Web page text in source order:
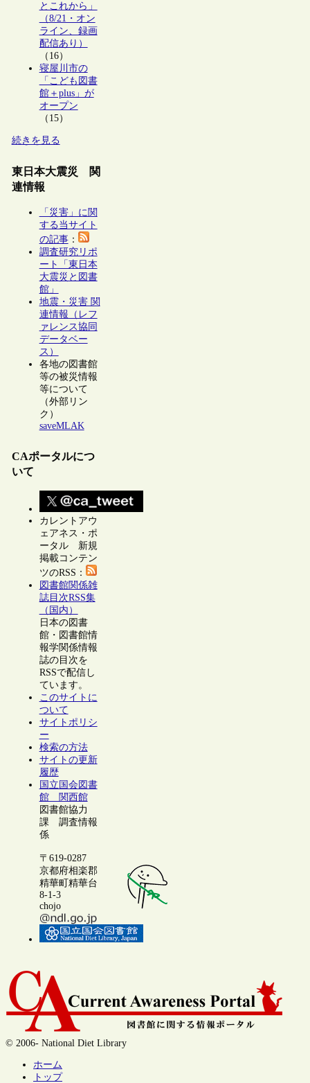
とこれから」
（8/21・オン
ライン、録画
配信あり）
（16）
寝屋川市の
「こども図書
館＋plus」が
オープン
（15）
続きを見る
東日本大震災 関
連情報
「災害」に関
する当サイト
の記事：
調査研究リポ
ート「東日本
大震災と図書
館」
地震・災害 関
連情報（レフ
ァレンス協同
データベー
ス）
各地の図書館
等の被災情報
等について
（外部リン
ク）
saveMLAK
CAポータルにつ
いて
カレントアウ
ェアネス・ポ
ータル 新規
掲載コンテン
ツのRSS：
図書館関係雑
誌目次RSS集
（国内）
日本の図書
館・図書館情
報学関係情報
誌の目次を
RSSで配信し
ています。
このサイトに
ついて
サイトポリシ
ー
検索の方法
サイトの更新
履歴
国立国会図書
館 関西館
図書館協力
課 調査情報
係
〒619-0287
京都府相楽郡
精華町精華台
8-1-3
chojo
© 2006- National Diet Library
ホーム
トップ